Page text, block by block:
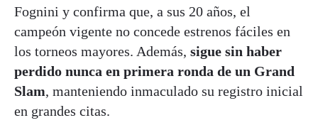
Fognini y confirma que, a sus 20 años, el
campeón vigente no concede estrenos fáciles en
los torneos mayores. Además, sigue sin haber
perdido nunca en primera ronda de un Grand
Slam, manteniendo inmaculado su registro inicial
en grandes citas.